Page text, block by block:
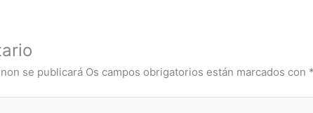
se publicará Os campos obrigatorios están marcados con *